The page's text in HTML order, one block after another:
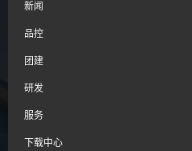
新闻
品控
团建
研发
服务
下载中心